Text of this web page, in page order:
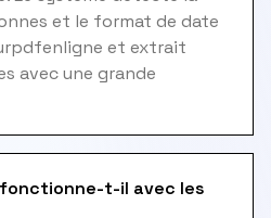
et le format de date
et extrait
avec une grande
t-il avec les